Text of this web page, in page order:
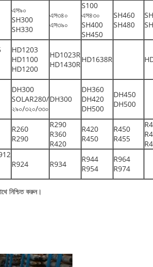
এস৯০
SH300
SH330
এস৩৪০
এস৩৯০
S100
এস৪৩০
SH400
SH450
SH460
SH480
HD1203
HD1100
HD1200
HD1023R
HD1430R
HD1638R
DH300
SOLAR280/
২৯০/৩২০/৩৩০
DH300
DH360
DH420
DH500
DH450
DH500
R260
R290
R290
R360
R420
R420
R450
R450
R455
R924 R934
R944
R954
R964
R974
নিশ্চিত করুন।